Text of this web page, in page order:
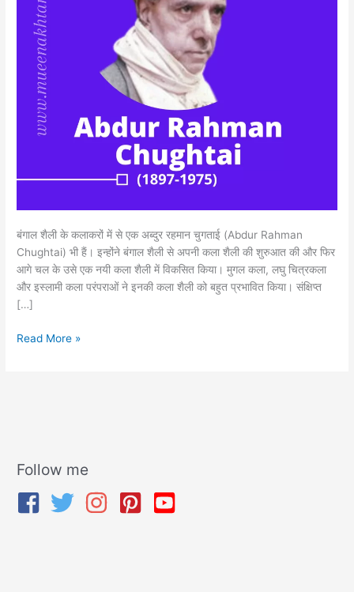
बंगाल शैली के कलाकरों में से एक अब्दुर रहमान चुगताई (Abdur Rahman
Chughtai) भी हैं। इन्होंने बंगाल शैली से अपनी कला शैली की शुरुआत की और फिर
आगे चल के उसे एक नयी कला शैली में विकसित किया। मुगल कला, लघु चित्रकला
और इस्लामी कला परंपराओं ने इनकी कला शैली को बहुत प्रभावित किया। संक्षिप्त
[…]
Read More »
Follow me
A
c